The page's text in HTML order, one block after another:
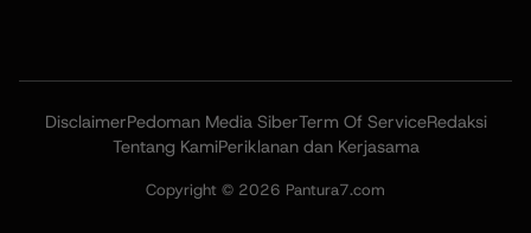
DisclaimerPedoman Media SiberTerm Of ServiceRedaksi
Tentang KamiPeriklanan dan Kerjasama
Copyright © 2026 Pantura7.com